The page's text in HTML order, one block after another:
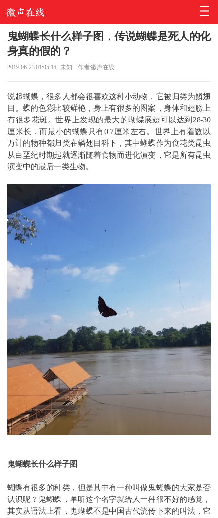
鬼蝴蝶长什么样子图，传说蝴蝶是死人的化
身真的假的？
2019-06-23 01:05:16 未知 作者:徽声在线
说起蝴蝶，很多人都会很喜欢这种小动物，它被归类为鳞翅
目。蝶的色彩比较鲜艳，身上有很多的图案，身体和翅膀上
有很多花斑。世界上发现的最大的蝴蝶展翅可以达到28-30
厘米长，而最小的蝴蝶只有0.7厘米左右。世界上有着数以
万计的物种都归类在鳞翅目科下，其中蝴蝶作为食花类昆虫
从白垩纪时期起就逐渐随着食物而进化演变，它是所有昆虫
演变中的最后一类生物。
鬼蝴蝶长什么样子图
蝴蝶有很多的种类，但是其中有一种叫做鬼蝴蝶的大家是否
认识呢？鬼蝴蝶，单听这个名字就给人一种很不好的感觉，
其实从语法上看，鬼蝴蝶不是中国古代流传下来的叫法，它